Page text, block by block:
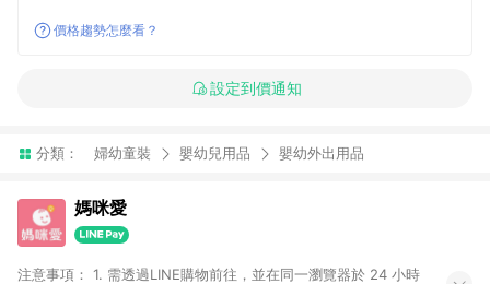
價格趨勢怎麼看？
設定到價通知
分類： 婦幼童裝 嬰幼兒用品 嬰幼外出用品
媽咪愛
注意事項： 1. 需透過LINE購物前往，並在同一瀏覽器於 24 小時